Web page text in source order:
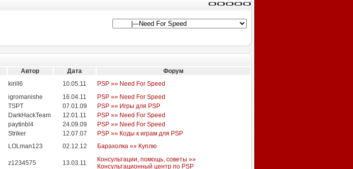
Автор Дата
Форум
kirill6 10.05.11
PSP »» Need For Speed
igromanishe 16.04.11
PSP »» Need For Speed
TSPT 07.01.09
PSP »» Игры для PSP
DarkHackTeam 12.01.11
PSP »» Need For Speed
paytinbl4 24.09.09
PSP »» Need For Speed
Striker 12.07.07
PSP »» Коды к играм для PSP
LOLman123 02.12.12
Барахолка »» Куплю
z1234575 13.03.11
Консультации, помощь, советы »»
Консультационный центр по PSP